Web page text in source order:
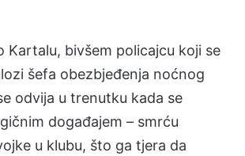
Kartalu, bivšem policajcu koji se
šefa obezbjeđenja noćnog
odvija u trenutku kada se
događajem – smrću
u klubu, što ga tjera da